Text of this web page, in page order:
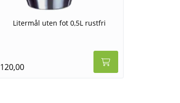
Litermål uten fot 0,5L rustfri
120,00